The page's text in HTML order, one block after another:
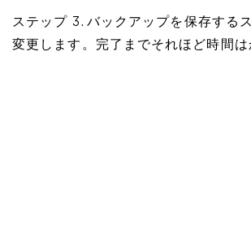
ステップ 3. バックアップを保存する
変更します。完了までそれほど時間は